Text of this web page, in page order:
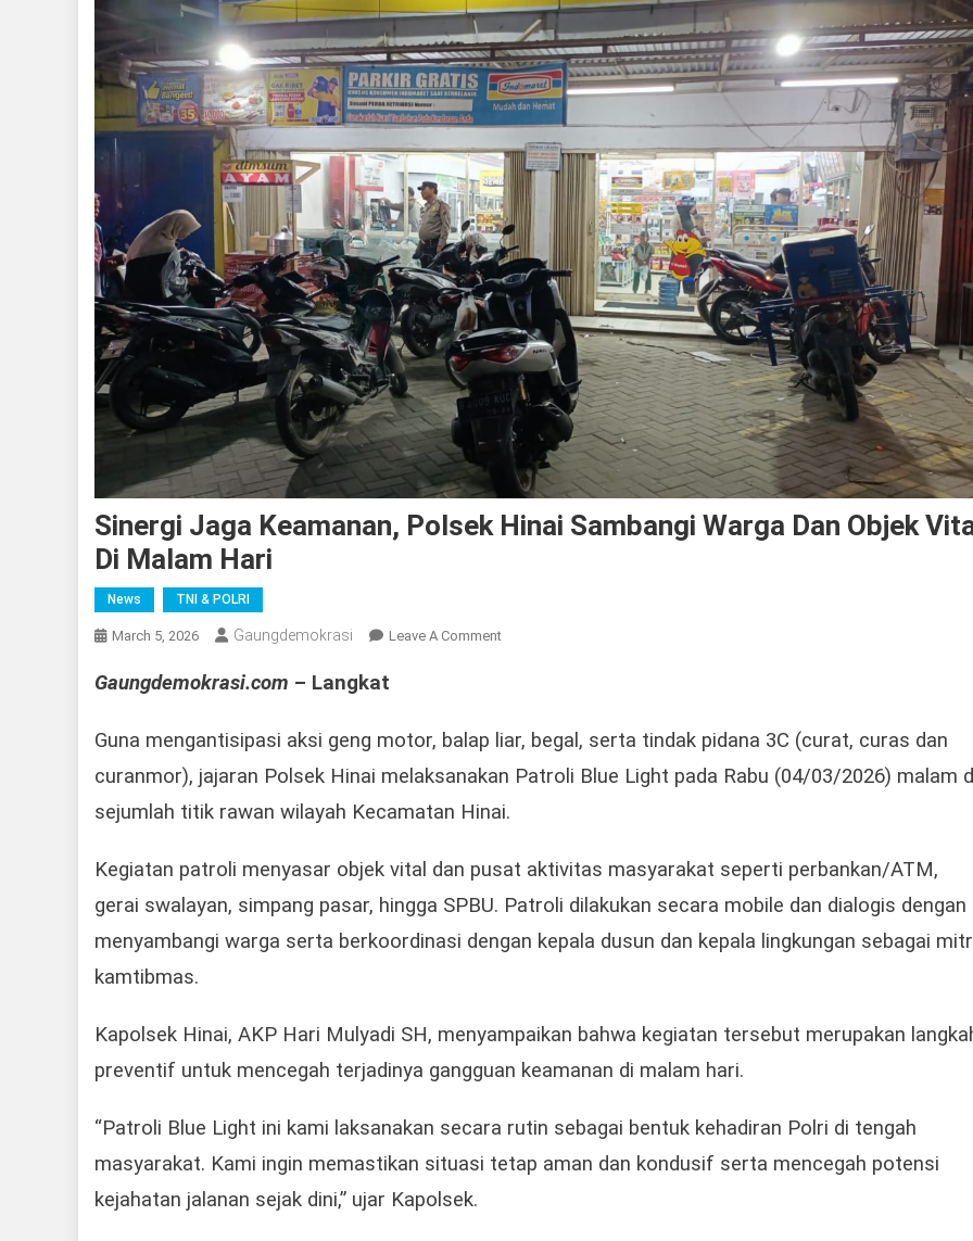
Sinergi Jaga Keamanan, Polsek Hinai Sambangi Warga Dan Objek
Di Malam Hari
News TNI & POLRI
March 5, 2026 Gaungdemokrasi Leave A CommentOn
Polsek
Sambangi
Warga
Objek
Di
Malam
Gaungdemokrasi.com – Langkat
Guna mengantisipasi aksi geng motor, balap liar, begal, serta tindak pidana 3C (curat, curas dan
curanmor), jajaran Polsek Hinai melaksanakan Patroli Blue Light pada Rabu (04/03/2026) malam
sejumlah titik rawan wilayah Kecamatan Hinai.
Kegiatan patroli menyasar objek vital dan pusat aktivitas masyarakat seperti perbankan/ATM,
gerai swalayan, simpang pasar, hingga SPBU. Patroli dilakukan secara mobile dan dialogis dengan
menyambangi warga serta berkoordinasi dengan kepala dusun dan kepala lingkungan sebagai
kamtibmas.
Kapolsek Hinai, AKP Hari Mulyadi SH, menyampaikan bahwa kegiatan tersebut merupakan
preventif untuk mencegah terjadinya gangguan keamanan di malam hari.
“Patroli Blue Light ini kami laksanakan secara rutin sebagai bentuk kehadiran Polri di tengah
masyarakat. Kami ingin memastikan situasi tetap aman dan kondusif serta mencegah potensi
kejahatan jalanan sejak dini,” ujar Kapolsek.